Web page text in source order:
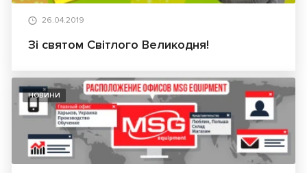
26.04.2019
Зі святом Світлого Великодня!
НОВИНИ